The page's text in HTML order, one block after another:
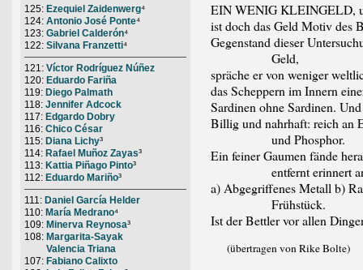
125: Ezequiel Zaidenwerg⁴
124: Antonio José Ponte⁴
123: Gabriel Calderón⁴
122: Silvana Franzetti⁴
121: Víctor Rodríguez Núñez
120: Eduardo Fariña
119: Diego Palmath
118: Jennifer Adcock
117: Edgardo Dobry
116: Chico César
115: Diana Lichy³
114: Rafael Muñoz Zayas³
113: Kattia Piñago Pinto³
112: Eduardo Mariño³
111: Daniel García Helder
110: María Medrano⁴
109: Minerva Reynosa³
108: Margarita-Sayak
Valencia Triana
107: Fabiano Calixto
EIN WENIG KLEINGELD,
ist doch das Geld Motiv des
Gegenstand dieser
Geld,
spräche er von weniger
das Scheppern im Innern
Sardinen ohne Sardinen.
Billig und nahrhaft: reich an
und Phosphor.
Ein feiner Gaumen fände
entfernt erinnert
a) Abgegriffenes Metall b)
Frühstück.
Ist der Bettler vor allen
(übertragen von Rike Bolte)